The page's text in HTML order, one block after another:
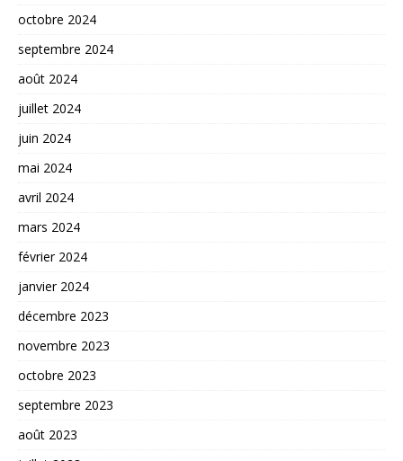
octobre 2024
septembre 2024
août 2024
juillet 2024
juin 2024
mai 2024
avril 2024
mars 2024
février 2024
janvier 2024
décembre 2023
novembre 2023
octobre 2023
septembre 2023
août 2023